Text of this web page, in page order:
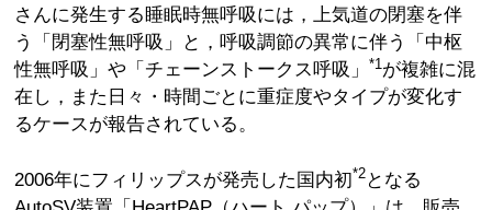
さんに発生する睡眠時無呼吸には，上気道の閉塞を伴
う「閉塞性無呼吸」と，呼吸調節の異常に伴う「中枢
性無呼吸」や「チェーンストークス呼吸」
*1 が複雑に混
在し，また日々・時間ごとに重症度やタイプが変化す
るケースが報告されている。
2006年にフィリップスが発売した国内初*2 となる